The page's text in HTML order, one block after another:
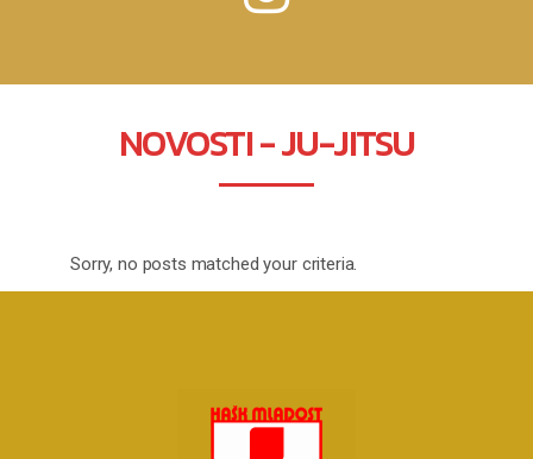
NOVOSTI - JU-JITSU
Sorry, no posts matched your criteria.